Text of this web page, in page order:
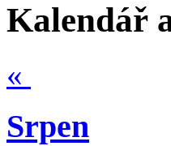
Kalendář
«
Srpen